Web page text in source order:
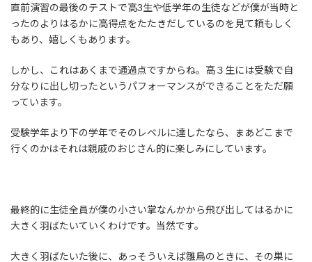
直前演習の最後のテストで高3生や低学年の生徒などが僕が当時と
ったのよりはるかに高得点をたたきだしているのを見て頼もしく
もあり、嬉しくもあります。
しかし、これはあくまで通過点ですからね。高３生には受験で自
分なりに出し切ったというパフォーマンスができることをただ願
っています。
受験学年より下の学年でそのレベルに達したなら、まあどこまで
行くのかはそれは親戚のおじさん的に楽しみにしています。
最終的に生徒全員が僕の小さい掌なんかから飛び出してはるかに
大きく羽ばたいていくわけです。当然です。
大きく羽ばたいた後に、あっそういえば雛鳥のときに、その巣に